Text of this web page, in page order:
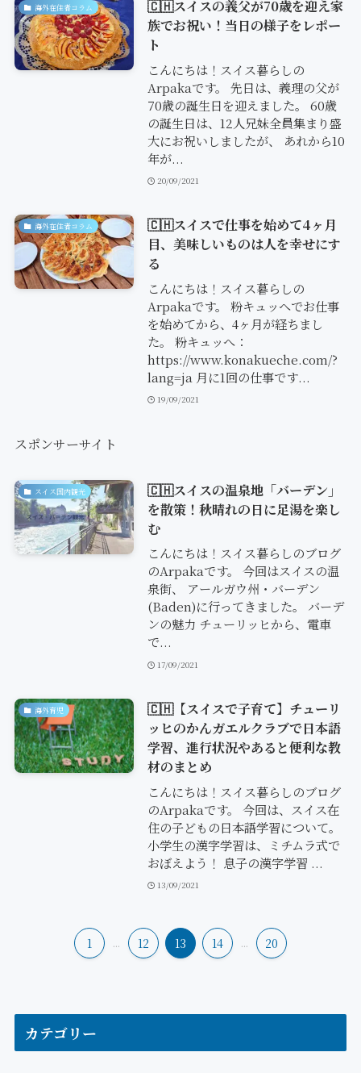
海外在住者コラム
🇨🇭スイスの義父が70歳を迎え家
族でお祝い！当日の様子をレポー
ト
こんにちは！スイス暮らしの
Arpakaです。 先日は、義理の父が
70歳の誕生日を迎えました。 60歳
の誕生日は、12人兄妹全員集まり盛
大にお祝いしましたが、 あれから10
年が...
20/09/2021
海外在住者コラム
🇨🇭スイスで仕事を始めて4ヶ月
目、美味しいものは人を幸せにす
る
こんにちは！スイス暮らしの
Arpakaです。 粉キュッへでお仕事
を始めてから、4ヶ月が経ちまし
た。 粉キュッへ：
https://www.konakueche.com/?
lang=ja 月に1回の仕事です...
19/09/2021
スポンサーサイト
スイス国内観光
🇨🇭スイスの温泉地「バーデン」
を散策！秋晴れの日に足湯を楽し
む
こんにちは！スイス暮らしのブログ
のArpakaです。 今回はスイスの温
泉街、 アールガウ州・バーデン
(Baden)に行ってきました。 バーデ
ンの魅力 チューリッヒから、電車
で...
17/09/2021
海外育児
🇨🇭【スイスで子育て】チューリ
ッヒのかんガエルクラブで日本語
学習、進行状況やあると便利な教
材のまとめ
こんにちは！スイス暮らしのブログ
のArpakaです。 今回は、スイス在
住の子どもの日本語学習について。
小学生の漢字学習は、ミチムラ式で
おぼえよう！ 息子の漢字学習 ...
13/09/2021
1 ... 12 13 14 ... 20
カテゴリー